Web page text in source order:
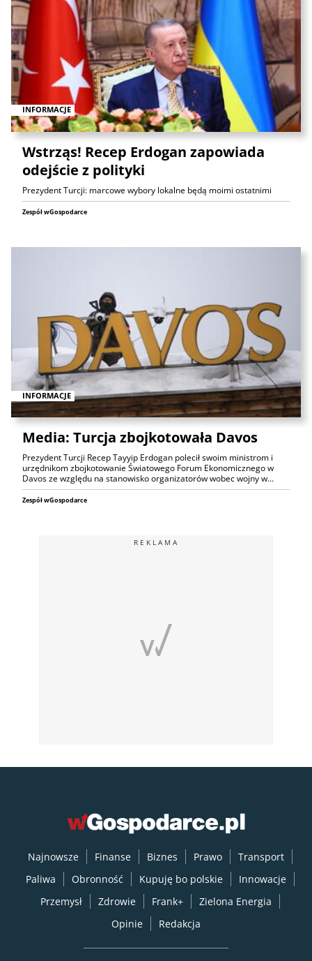
INFORMACJE
Wstrząs! Recep Erdogan zapowiada
odejście z polityki
Prezydent Turcji: marcowe wybory lokalne będą moimi ostatnimi
Zespół wGospodarce
INFORMACJE
Media: Turcja zbojkotowała Davos
Prezydent Turcji Recep Tayyip Erdogan polecił swoim ministrom i
urzędnikom zbojkotowanie Światowego Forum Ekonomicznego w
Davos ze względu na stanowisko organizatorów wobec wojny w…
Zespół wGospodarce
REKLAMA
Najnowsze Finanse Biznes Prawo
Transport
Paliwa
Obronność Kupuję bo polskie
Innowacje
Przemysł
Zdrowie Frank+
Zielona Energia
Opinie
Redakcja